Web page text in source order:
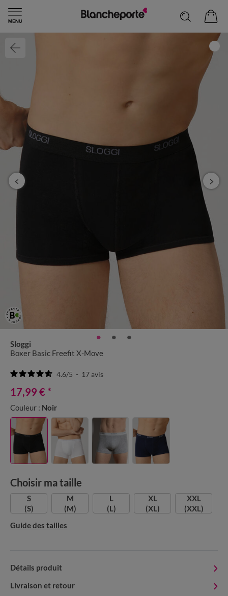
Sloggi
Boxer Basic Freefit X-Move
4.6/5 - 17avis
17,99 € *
Couleur : Noir
Choisir ma taille
S
(S)
M
(M)
L
(L)
XL
(XL)
XXL
(XXL)
Guide des tailles
Détails produit
Livraison et retour